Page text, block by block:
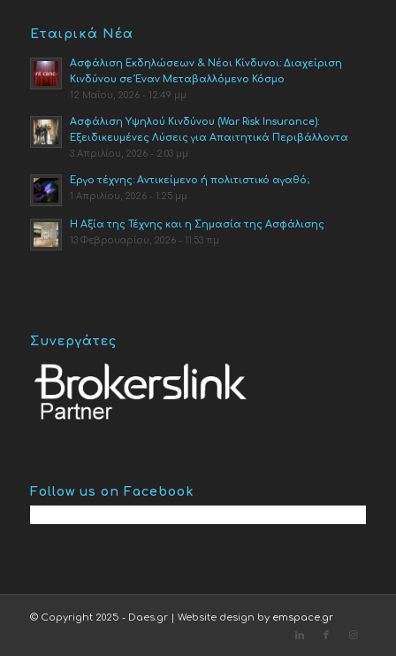
Εταιρικά Νέα
Ασφάλιση Εκδηλώσεων & Νέοι Κίνδυνοι: Διαχείριση
Κινδύνου σε Έναν Μεταβαλλόμενο Κόσμο
12 Μαΐου, 2026 - 12:49 μμ
Ασφάλιση Υψηλού Κινδύνου (War Risk Insurance):
Εξειδικευμένες Λύσεις για Απαιτητικά Περιβάλλοντα
3 Απριλίου, 2026 - 2:03 μμ
Έργο τέχνης: Αντικείμενο ή πολιτιστικό αγαθό;
1 Απριλίου, 2026 - 1:25 μμ
Η Αξία της Τέχνης και η Σημασία της Ασφάλισης
13 Φεβρουαρίου, 2026 - 11:53 πμ
Συνεργάτες
Follow us on Facebook
© Copyright 2025 - Daes.gr | Website design by emspace.gr